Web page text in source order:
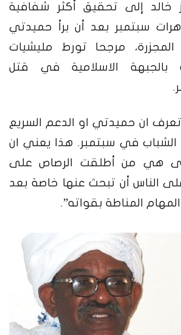
خالد إلى تحقيق أكثر شفافية
سبتمبر بعد أن برأ حميدتي
مرجحا تورط مليشيات
بالجبهة الاسلامية في قتل
تعرف ان حميدتي او الدعم السريع
في سبتمبر. هذا يعني ان
هي من أطلقت الرصاص على
الناس أن تبحث عنها خاصة بعد
المناطة بقواته”.